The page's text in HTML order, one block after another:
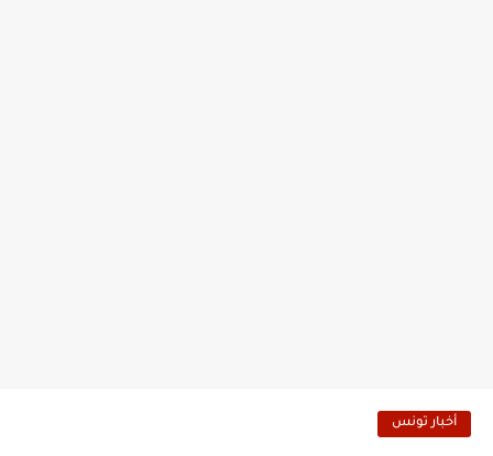
أخبار تونس